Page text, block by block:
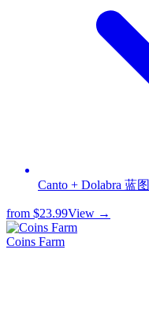
Canto + Dolabra 蓝图
from $23.99View →
Coins Farm